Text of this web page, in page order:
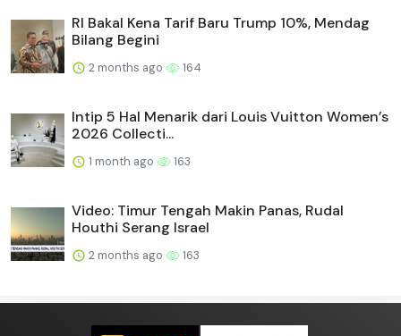
RI Bakal Kena Tarif Baru Trump 10%, Mendag
Bilang Begini
2 months ago 164
Intip 5 Hal Menarik dari Louis Vuitton Women’s
2026 Collecti...
1 month ago 163
Video: Timur Tengah Makin Panas, Rudal
Houthi Serang Israel
2 months ago 163